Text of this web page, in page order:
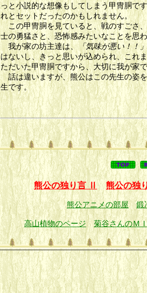
っと小説的な想像もしてしまう甲冑胴で
れとセットだったのかもしれません。
この甲冑胴を見ていると、戦のすごさ
士の勇猛さと、恐怖感みたいなことを思
我が家の坊主達は、「気味が悪い！！」
はないし、きっと思いが込められ、これ
ただいた甲冑胴ですから、大切に我が家
話は違いますが、熊公はこの先生の姿
生です。
熊公の独り言 Ⅱ 熊公の独
熊公アニメの部屋 鍛
高山植物のページ 菊谷さんのＭ